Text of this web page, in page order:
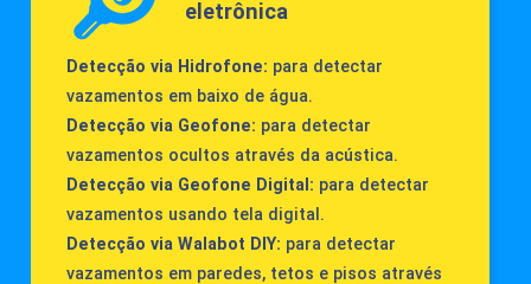
eletrônica
Detecção via Hidrofone: para detectar
vazamentos em baixo de água.
Detecção via Geofone: para detectar
vazamentos ocultos através da acústica.
Detecção via Geofone Digital: para detectar
vazamentos usando tela digital.
Detecção via Walabot DIY: para detectar
vazamentos em paredes, tetos e pisos através